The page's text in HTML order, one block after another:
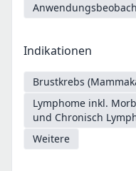
Indikationen
Brustkrebs
Lymphome inkl.
und Chronisch
Weitere